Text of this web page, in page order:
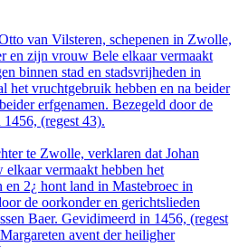
van Vilsteren, schepenen in Zwolle,
en zijn vrouw Bele elkaar vermaakt
binnen stad en stadsvrijheden in
het vruchtgebruik hebben en na beider
erfgenamen. Bezegeld door de
(regest 43).
te Zwolle, verklaren dat Johan
vermaakt hebben het
2¿ hont land in Mastebroec in
de oorkonder en gerichtslieden
Baer. Gevidimeerd in 1456, (regest
avent der heiligher